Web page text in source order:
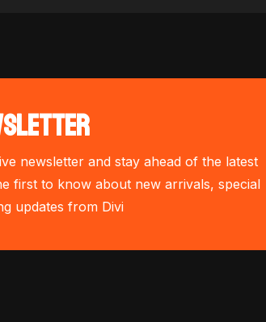
newsletter and stay ahead of the latest
first to know about new arrivals, special
updates from Divi